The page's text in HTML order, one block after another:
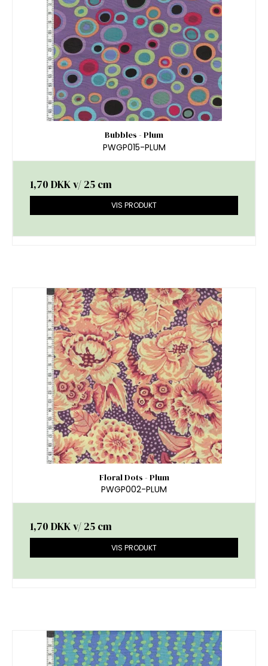
Bubbles - Plum
PWGP015-PLUM
1,70 DKKv/ 25 cm
VIS PRODUKT
Floral Dots - Plum
PWGP002-PLUM
1,70 DKKv/ 25 cm
VIS PRODUKT